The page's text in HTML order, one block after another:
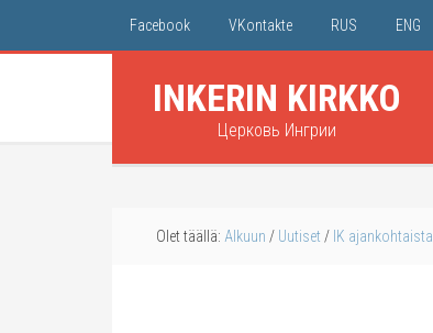
Facebook VKontakte RUS ENG
INKERIN KIRKKO
Церковь Ингрии
Olet täällä: Alkuun / Uutiset / IK ajankohtaista